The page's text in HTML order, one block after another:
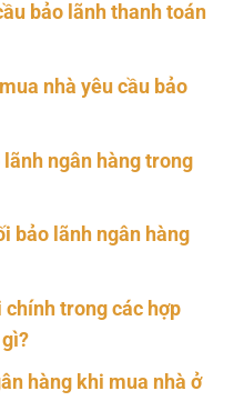
bảo lãnh thanh toán
nhà yêu cầu bảo
ngân hàng trong
bảo lãnh ngân hàng
chính trong các hợp
hàng khi mua nhà ở